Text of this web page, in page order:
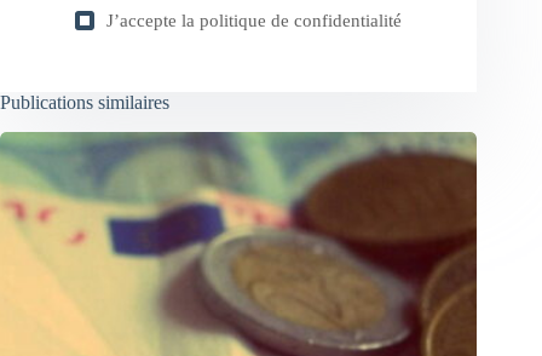
J’accepte la politique de confidentialité
Publications similaires